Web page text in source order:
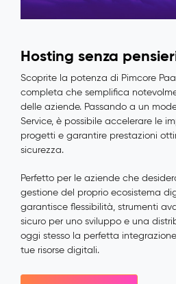
Hosting senza
Scoprite la potenza di Pimcore
completa che semplifica
delle aziende. Passando a un
Service, è possibile accelerare le
progetti e garantire prestazioni
sicurezza.
Perfetto per le aziende che
gestione del proprio ecosistema
garantisce flessibilità, strumenti
sicuro per uno sviluppo e una
oggi stesso la perfetta
tue risorse digitali.